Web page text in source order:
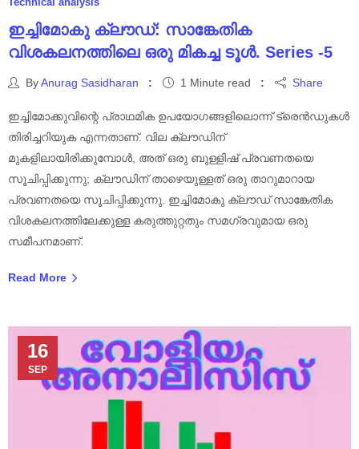
ഇച്ചിമോകു ക്ലൗഡ്: സാങ്കേതിക
വിശകലനത്തിലെ ഒരു മികച്ച ടൂൾ. Series -5
ByAnurag Sasidharan 1 Minute read Share
ഇച്ചിമോക്കുവിന്റെ പ്രാഥമിക ഉപയോഗങ്ങളിലൊന്ന് ട്രെൻഡുകൾ
തിരിച്ചറിയുക എന്നതാണ്. വില ക്ലൗഡിന്
മുകളിലായിരിക്കുമ്പോൾ, അത് ഒരു ബുള്ളിഷ് പ്രവണതയെ
സൂചിപ്പിക്കുന്നു; ക്ലൗഡിന് താഴെയുള്ളത് ഒരു താറുമാറായ
പ്രവണതയെ സൂചിപ്പിക്കുന്നു. ഇച്ചിമോകു ക്ലൗഡ് സാങ്കേതിക
വിശകലനത്തിലേക്കുള്ള കരുത്തുറ്റതും സമഗ്രവുമായ ഒരു
സമീപനമാണ്.
Read More
16
SEP